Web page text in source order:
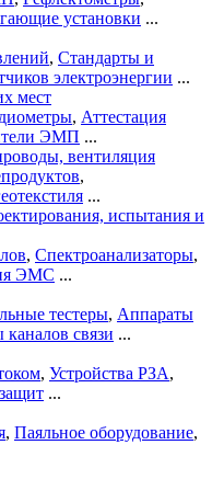
установки ...
, Стандарты и
электроэнергии ...
мест
, Аттестация
ЭМП ...
вентиляция
,
...
испытания и
, Спектроанализаторы,
ЭМС ...
тестеры, Аппараты
связи ...
, Устройства РЗА,
...
, Паяльное оборудование,